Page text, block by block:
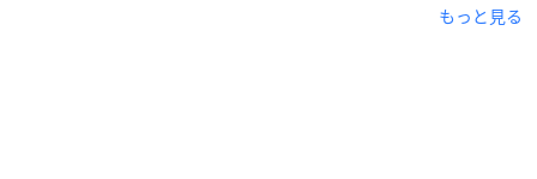
もっと見る